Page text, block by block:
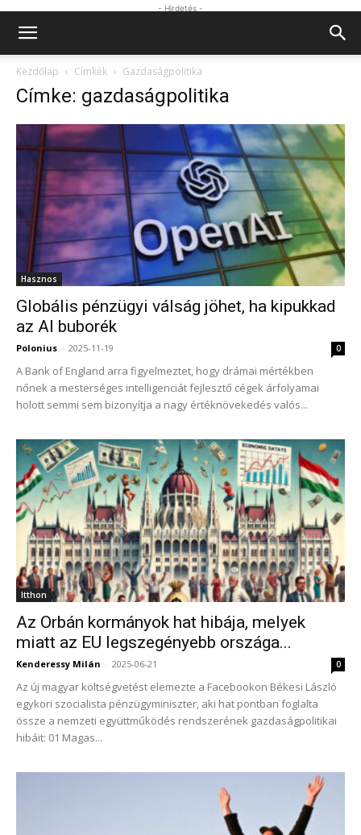
- Hirdetés -
Kezdőlap Címkék Gazdaságpolitika
Címke: gazdaságpolitika
Hasznos
Globális pénzügyi válság jöhet, ha kipukkad
az AI buborék
Polonius - 2025-11-19 0
A Bank of England arra figyelmeztet, hogy drámai mértékben
nőnek a mesterséges intelligenciát fejlesztő cégek árfolyamai
holott semmi sem bizonyítja a nagy értéknövekedés valós...
Itthon
Az Orbán kormányok hat hibája, melyek
miatt az EU legszegényebb országa...
Kenderessy Milán - 2025-06-21 0
Az új magyar költségvetést elemezte a Facebookon Békesi László
egykori szocialista pénzügyminiszter, aki hat pontban foglalta
össze a nemzeti együttműködés rendszerének gazdaságpolitikai
hibáit: 01 Magas...